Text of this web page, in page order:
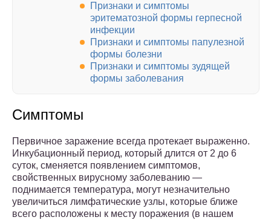
Признаки и симптомы
эритематозной формы герпесной
инфекции
Признаки и симптомы папулезной
формы болезни
Признаки и симптомы зудящей
формы заболевания
Симптомы
Первичное заражение всегда протекает выраженно.
Инкубационный период, который длится от 2 до 6
суток, сменяется появлением симптомов,
свойственных вирусному заболеванию —
поднимается температура, могут незначительно
увеличиться лимфатические узлы, которые ближе
всего расположены к месту поражения (в нашем